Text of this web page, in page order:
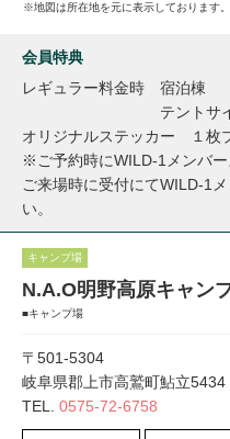
※地図は所在地を元に表示しております。
会員特典
レギュラー料金時 宿泊棟
テントサイト 基本
オリジナルステッカー １枚
※ご予約時にWILD-1メンバー
ご来場時に受付にてWILD-1
い。
キャンプ場
N.A.O明野高原キャン
■キャンプ場
〒501-5304
岐阜県郡上市高鷲町鮎立5434
TEL. 0575-72-6758